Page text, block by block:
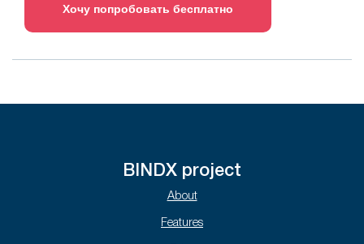
Хочу попробовать бесплатно
BINDX project
About
Features